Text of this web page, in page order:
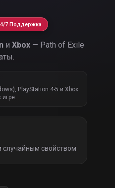
7 Поддержка
и Xbox— Path of Exile
PlayStation 4-5 и Xbox
свойством